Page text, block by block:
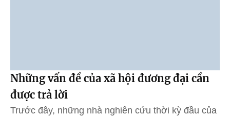
Những vấn đề của xã hội đương đại cần
được trả lời
Trước đây, những nhà nghiên cứu thời kỳ đầu của